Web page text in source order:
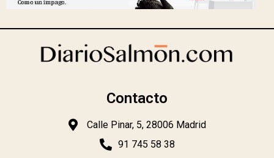
Contacto
Calle Pinar, 5, 28006 Madrid
91 745 58 38